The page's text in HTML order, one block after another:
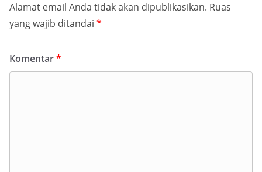
Alamat email Anda tidak akan dipublikasikan. Ruas
yang wajib ditandai *
Komentar*